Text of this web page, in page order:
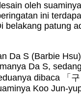
oleh
ini
belakang patung
Da S (Barbie
Da S,
dibaca
「 구
Koo Jun-